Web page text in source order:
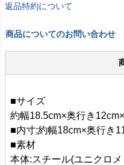
返品特約について
商品についてのお問い合わせ
■サイズ
約幅18.5cm×奥行き
■内寸;約幅18cm×奥行き
■素材
本体:スチール(ユニクロ